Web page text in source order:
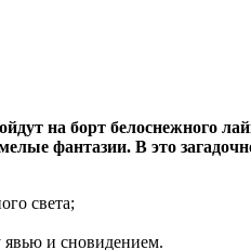
на борт белоснежного
фантазии. В это
света;
и сновидением.